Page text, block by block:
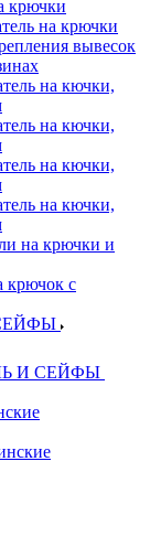
крючки
на крючки
вывесок
на кючки,
на кючки,
на кючки,
на кючки,
на крючки и
крючок с
И СЕЙФЫ